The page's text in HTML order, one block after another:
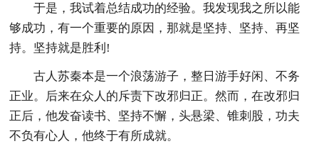
于是，我试着总结成功的经验。我发现我之所以能
够成功，有一个重要的原因，那就是坚持、坚持、再坚
持。坚持就是胜利!
古人苏秦本是一个浪荡游子，整日游手好闲、不务
正业。后来在众人的斥责下改邪归正。然而，在改邪归
正后，他发奋读书、坚持不懈，头悬梁、锥刺股，功夫
不负有心人，他终于有所成就。